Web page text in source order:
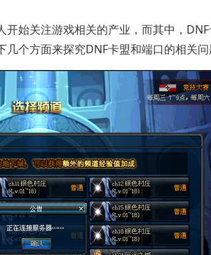
始关注游戏相关的产业，而其中，DNF
个方面来探究DNF卡盟和端口的相关问